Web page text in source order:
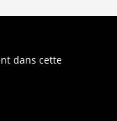
dans cette